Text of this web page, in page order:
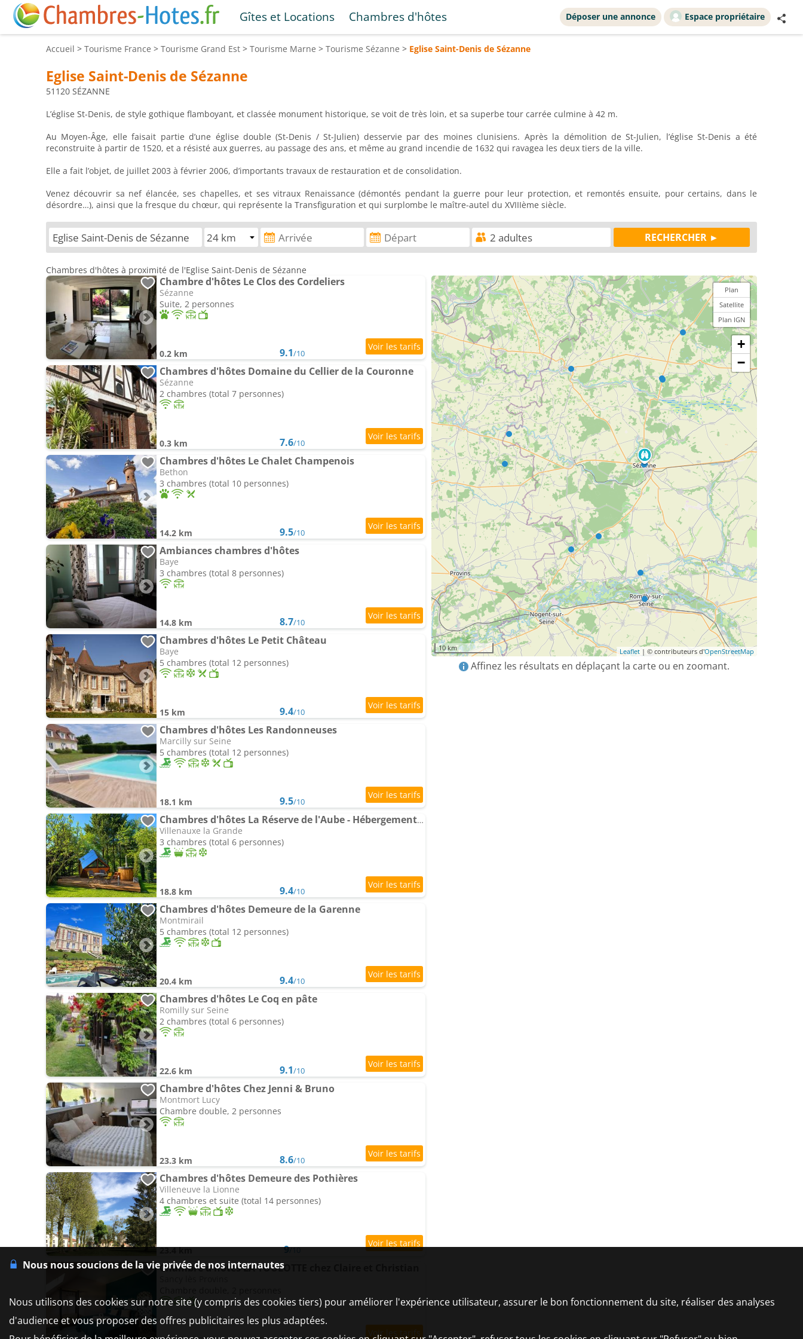
Gîtes et Locations Chambres d'hôtes Déposer une annonce Espace propriétaire
Accueil > Tourisme France > Tourisme Grand Est > Tourisme Marne > Tourisme Sézanne > Eglise Saint-Denis de Sézanne
Eglise Saint-Denis de Sézanne
51120 SÉZANNE
L’église St-Denis, de style gothique flamboyant, et classée monument historique, se voit de très loin, et sa superbe tour carrée culmine à 42 m.
Au Moyen-Âge, elle faisait partie d’une église double (St-Denis / St-Julien) desservie par des moines clunisiens. Après la démolition de St-Julien, l’église St-Denis a été
reconstruite à partir de 1520, et a résisté aux guerres, au passage des ans, et même au grand incendie de 1632 qui ravagea les deux tiers de la ville.
Elle a fait l’objet, de juillet 2003 à février 2006, d’importants travaux de restauration et de consolidation.
Venez découvrir sa nef élancée, ses chapelles, et ses vitraux Renaissance (démontés pendant la guerre pour leur protection, et remontés ensuite, pour certains, dans le
désordre…), ainsi que la fresque du chœur, qui représente la Transfiguration et qui surplombe le maître-autel du XVIIIème siècle.
Chambres d'hôtes à proximité de l'Eglise Saint-Denis de Sézanne
Chambre d'hôtes Le Clos des Cordeliers
Sézanne
Suite, 2 personnes
0.2 km 9.1/10
Chambres d'hôtes Domaine du Cellier de la Couronne
Sézanne
2 chambres (total 7 personnes)
0.3 km 7.6/10
Chambres d'hôtes Le Chalet Champenois
Bethon
3 chambres (total 10 personnes)
14.2 km 9.5/10
Ambiances chambres d'hôtes
Baye
3 chambres (total 8 personnes)
14.8 km 8.7/10
Chambres d'hôtes Le Petit Château
Baye
5 chambres (total 12 personnes)
15 km 9.4/10
Chambres d'hôtes Les Randonneuses
Marcilly sur Seine
5 chambres (total 12 personnes)
18.1 km 9.5/10
Chambres d'hôtes La Réserve de l'Aube - Hébergements insolites Luxe et Design
Villenauxe la Grande
3 chambres (total 6 personnes)
18.8 km 9.4/10
Chambres d'hôtes Demeure de la Garenne
Montmirail
5 chambres (total 12 personnes)
20.4 km 9.4/10
Chambres d'hôtes Le Coq en pâte
Romilly sur Seine
2 chambres (total 6 personnes)
22.6 km 9.1/10
Chambre d'hôtes Chez Jenni & Bruno
Montmort Lucy
Chambre double, 2 personnes
23.3 km 8.6/10
Chambres d'hôtes Demeure des Pothières
Villeneuve la Lionne
4 chambres et suite (total 14 personnes)
23.4 km 9/10
Chambre d'hôtes LA TOULOTTE chez Claire et Christian
Plan
Satellite
Plan IGN
+
−
10 km Leaflet | © contributeurs d'OpenStreetMap
Affinez les résultats en déplaçant la carte ou en zoomant.
Nous nous soucions de la vie privée de nos internautes
Nous utilisons des cookies sur notre site (y compris des cookies tiers) pour améliorer l'expérience utilisateur, assurer le bon fonctionnement du site, réaliser des analyses
d'audience et vous proposer des offres publicitaires les plus adaptées.